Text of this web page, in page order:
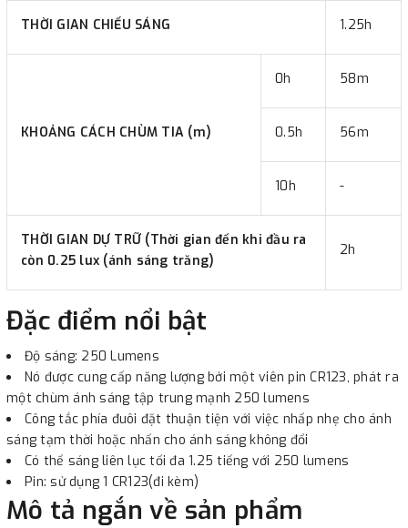
THỜI GIAN CHIẾU SÁNG 1.25h
KHOẢNG CÁCH CHÙM TIA (m)
0h 58m
0.5h 56m
10h -
THỜI GIAN DỰ TRỮ (Thời gian đến khi đầu ra
còn 0.25 lux (ánh sáng trăng)
2h
Đặc điểm nổi bật
Độ sáng: 250 Lumens
Nó được cung cấp năng lượng bởi một viên pin CR123, phát ra
một chùm ánh sáng tập trung mạnh 250 lumens
Công tắc phía đuôi đặt thuận tiện với việc nhấp nhẹ cho ánh
sáng tạm thời hoặc nhấn cho ánh sáng không đổi
Có thể sáng liên lục tối đa 1.25 tiếng với 250 lumens
Pin: sử dụng 1 CR123(đi kèm)
Mô tả ngắn về sản phẩm